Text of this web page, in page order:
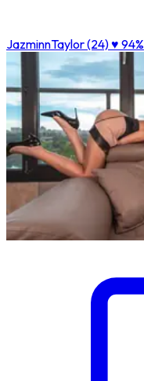
JazminnTaylor (24)♥ 94%